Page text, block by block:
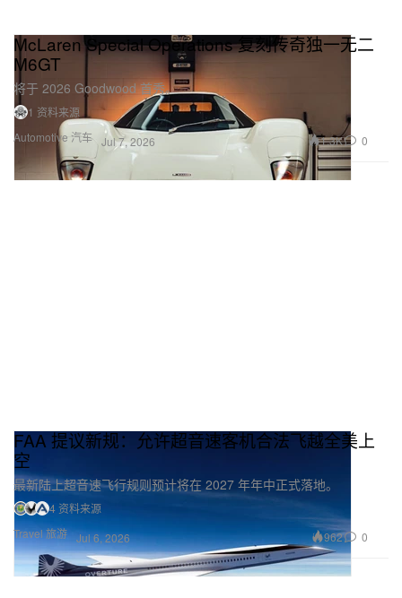
Automotive 汽车
McLaren Special Operations 复刻传奇独一无二
M6GT
将于 2026 Goodwood 首秀。
1 资料来源
Jul 7, 2026
1.3K 0
Travel 旅游
FAA 提议新规：允许超音速客机合法飞越全美上
空
最新陆上超音速飞行规则预计将在 2027 年年中正式落地。
4 资料来源
Jul 6, 2026
962 0